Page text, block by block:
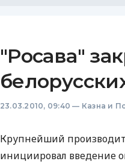
"Росава"
23.03.2010, 09:40 — Казна и
Крупнейший
инициировал введение